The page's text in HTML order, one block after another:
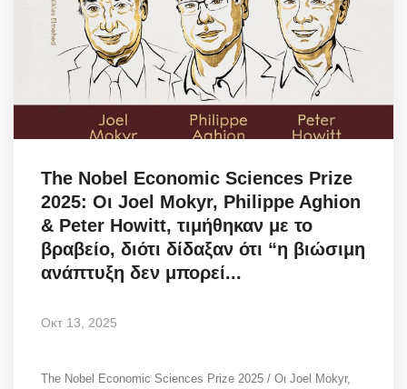
The Nobel Economic Sciences Prize
2025: Οι Joel Mokyr, Philippe Aghion
& Peter Howitt, τιμήθηκαν με το
βραβείο, διότι δίδαξαν ότι “η βιώσιμη
ανάπτυξη δεν μπορεί...
Οκτ 13, 2025
The Nobel Economic Sciences Prize 2025 / Οι Joel Mokyr,